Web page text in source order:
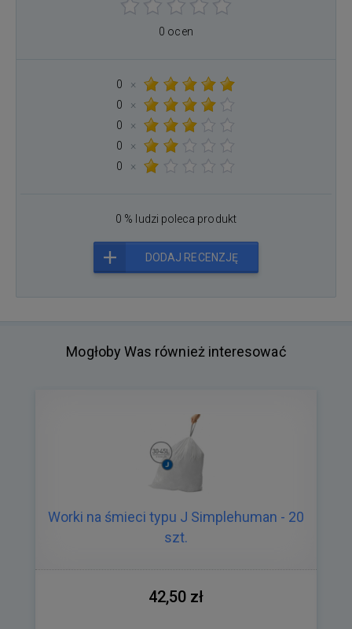
0 ocen
0
×
0
×
0
×
0
×
0
×
0 % ludzi poleca produkt
DODAJ RECENZJĘ
Mogłoby Was również interesować
Worki na śmieci typu J Simplehuman - 20
szt.
42,50 zł